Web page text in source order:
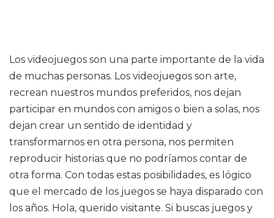
Los videojuegos son una parte importante de la vida
de muchas personas. Los videojuegos son arte,
recrean nuestros mundos preferidos, nos dejan
participar en mundos con amigos o bien a solas, nos
dejan crear un sentido de identidad y
transformarnos en otra persona, nos permiten
reproducir historias que no podríamos contar de
otra forma. Con todas estas posibilidades, es lógico
que el mercado de los juegos se haya disparado con
los años. Hola, querido visitante. Si buscas juegos y